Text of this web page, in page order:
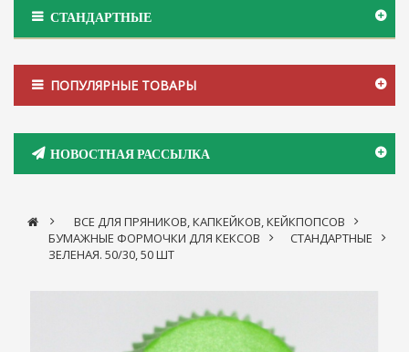
СТАНДАРТНЫЕ
ПОПУЛЯРНЫЕ ТОВАРЫ
НОВОСТНАЯ РАССЫЛКА
>
ВСЕ ДЛЯ ПРЯНИКОВ, КАПКЕЙКОВ, КЕЙКПОПСОВ
БУМАЖНЫЕ ФОРМОЧКИ ДЛЯ КЕКСОВ >
СТАНДАРТНЫЕ
ЗЕЛЕНАЯ. 50/30, 50 ШТ